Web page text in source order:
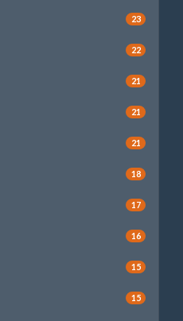
23
22
21
21
21
18
17
16
15
15